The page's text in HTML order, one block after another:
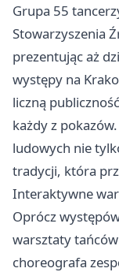
Grupa 55
Stowarzyszenia
prezentując aż
występy na
liczną
każdy z
ludowych nie
tradycji, która
Interaktywne
Oprócz
warsztaty
choreografa